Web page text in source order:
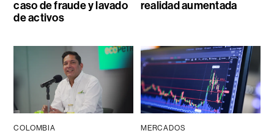
caso de fraude y lavado
de activos
realidad aumentada
COLOMBIA MERCADOS